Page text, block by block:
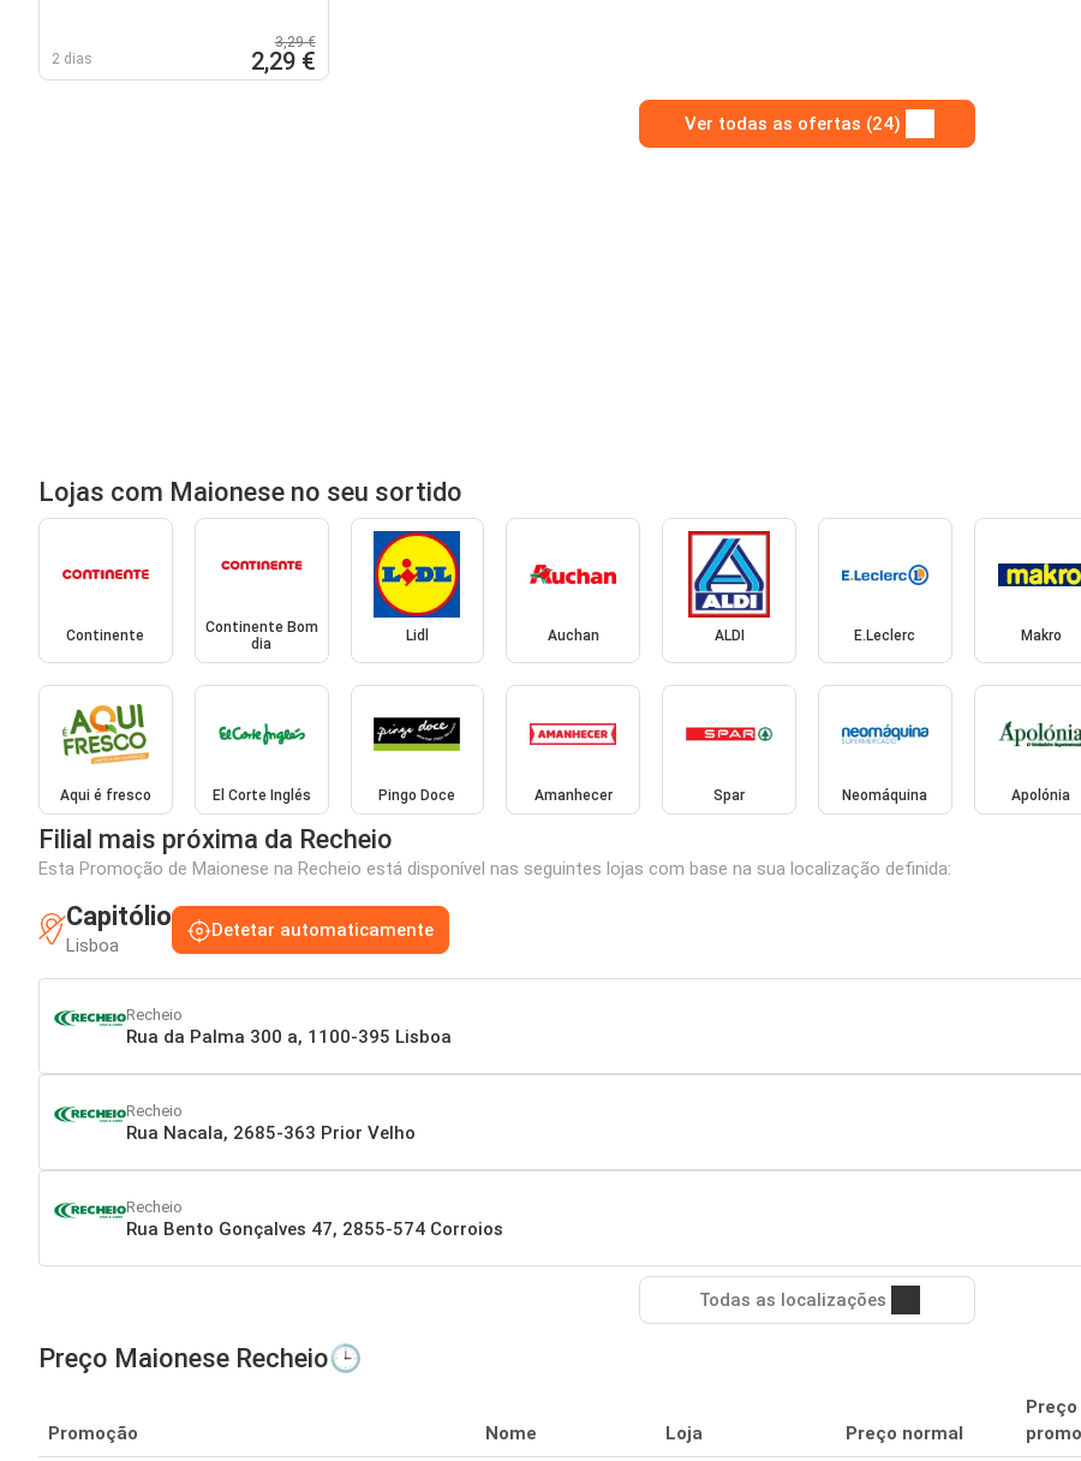
2 dias
3,29 €
2,29 €
Ver todas as ofertas (24)
Lojas com Maionese no seu sortido
Continente
Continente Bom
dia
Lidl Auchan ALDI E.Leclerc Makro
Aqui é fresco El Corte Inglés Pingo Doce Amanhecer Spar Neomáquina Apolónia
Filial mais próxima da Recheio
Esta Promoção de Maionese na Recheio está disponível nas seguintes lojas com base na sua localização definida:
Capitólio
Lisboa
Detetar automaticamente
Recheio
Rua da Palma 300 a, 1100-395 Lisboa
Recheio
Rua Nacala, 2685-363 Prior Velho
Recheio
Rua Bento Gonçalves 47, 2855-574 Corroios
Todas as localizações
Preço Maionese Recheio🕒
Promoção Nome Loja Preço normal
Preço